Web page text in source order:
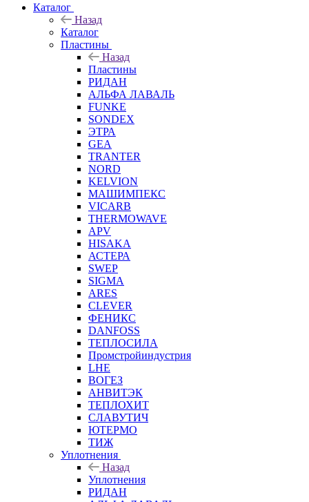
Каталог
Назад
Каталог
Пластины
Назад
Пластины
РИДАН
АЛЬФА ЛАВАЛЬ
FUNKE
SONDEX
ЭТРА
GEA
TRANTER
NORD
KELVION
МАШИМПЕКС
VICARB
THERMOWAVE
APV
HISAKA
АСТЕРА
SWEP
SIGMA
ARES
CLEVER
ФЕНИКС
DANFOSS
ТЕПЛОСИЛА
Промстройиндустрия
LHE
ВОГЕЗ
АНВИТЭК
ТЕПЛОХИТ
СЛАВУТИЧ
ЮТЕРМО
ТИЖ
Уплотнения
Назад
Уплотнения
РИДАН